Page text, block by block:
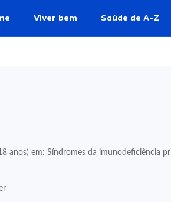
Viver bem Saúde de A-Z
anos) em: Síndromes da imunodeficiência